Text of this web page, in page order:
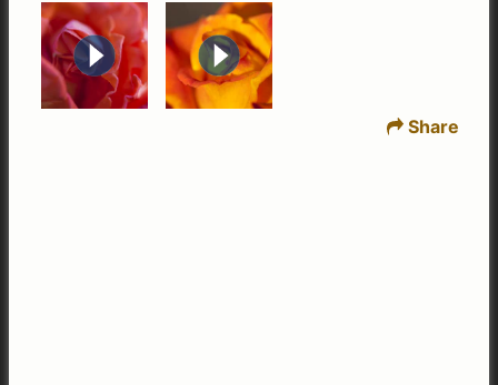
Share